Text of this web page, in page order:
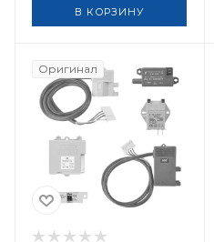
В КОРЗИНУ
Оригинал